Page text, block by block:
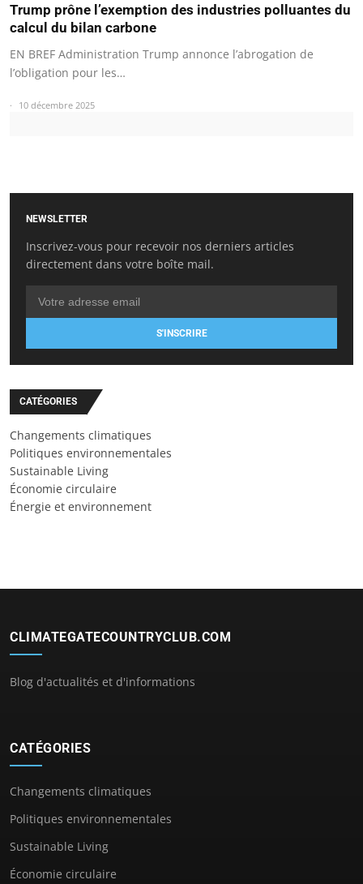
Trump prône l’exemption des industries polluantes du
calcul du bilan carbone
EN BREF Administration Trump annonce l’abrogation de
l’obligation pour les…
10 décembre 2025
NEWSLETTER
Inscrivez-vous pour recevoir nos derniers articles
directement dans votre boîte mail.
S'INSCRIRE
CATÉGORIES
Changements climatiques
Politiques environnementales
Sustainable Living
Économie circulaire
Énergie et environnement
CLIMATEGATECOUNTRYCLUB.COM
Blog d'actualités et d'informations
CATÉGORIES
Changements climatiques
Politiques environnementales
Sustainable Living
Économie circulaire